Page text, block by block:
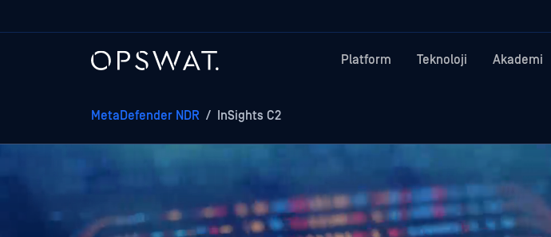
Platform Teknoloji Akademi
MetaDefender NDR / InSights C2